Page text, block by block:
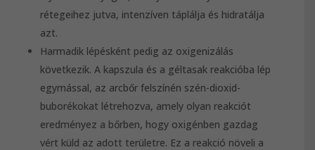
rétegeihez jutva, intenzíven táplálja és hidratálja
azt.
Harmadik lépésként pedig az oxigenizálás
következik. A kapszula és a géltasak reakcióba lép
egymással, az arcbőr felszínén szén-dioxid-
buborékokat létrehozva, amely olyan reakciót
eredményez a bőrben, hogy oxigénben gazdag
vért küld az adott területre. Ez a reakció növeli a